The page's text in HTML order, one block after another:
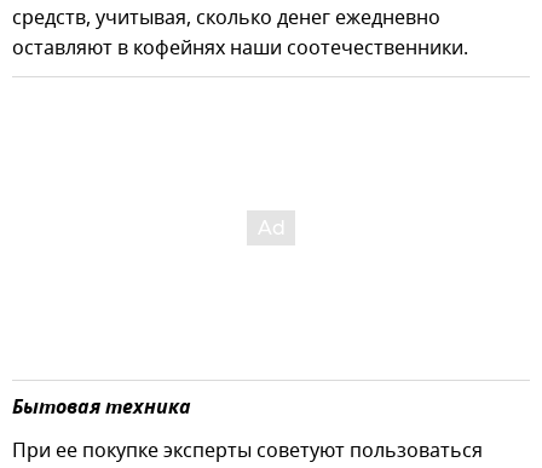
средств, учитывая, сколько денег ежедневно
оставляют в кофейнях наши соотечественники.
Бытовая техника
При ее покупке эксперты советуют пользоваться